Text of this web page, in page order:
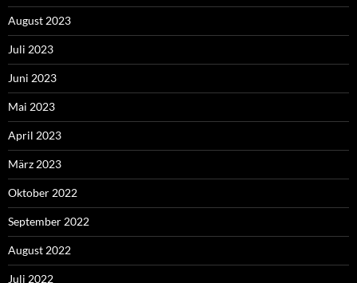
August 2023
Juli 2023
Juni 2023
Mai 2023
April 2023
März 2023
Oktober 2022
September 2022
August 2022
Juli 2022